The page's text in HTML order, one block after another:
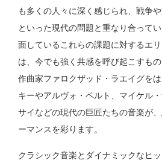
も多くの人々に深く感じられ、戦争
といった現代の問題と重なり合って
面しているこれらの課題に対するエ
は、今でも強く共感を呼び起こすも
作曲家ファロクザッド・ラエイグを
キーやアルヴォ・ペルト、マイケル
サイなどの現代の巨匠たちの音楽が
ーマンスを彩ります。
クラシック音楽とダイナミックなヒ